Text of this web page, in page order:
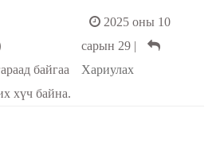
байгаа
хүч байна.
2025 оны 10
сарын 29 |
Хариулах